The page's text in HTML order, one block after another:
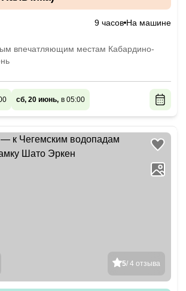
9 часов На машине
впечатляющим местам Кабардино-
сб, 20 июнь, в 05:00
5/ 4 отзыва